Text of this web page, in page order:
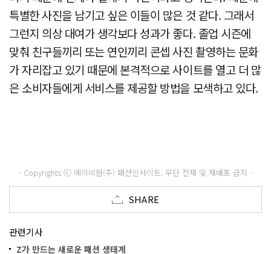
특별한 사진을 남기고 싶은 이들이 많은 것 같다. 그래서
그런지 의상 대여가 생각보다 성과가 좋다. 졸업 시즌에
맞춰 친구들끼리 또는 연인끼리 콘셉 사진 촬영하는 문화
가 자리잡고 있기 때문에 본격적으로 사이트를 열고 더 많
은 소비자들에게 서비스를 제공할 방법을 모색하고 있다.
- Copyrights ⓒ 메이비원(주) 패션인사이트, 무단 전재 및 재배포 금지 -
SHARE
관련기사
Z가 만드는 새로운 패션 생태계